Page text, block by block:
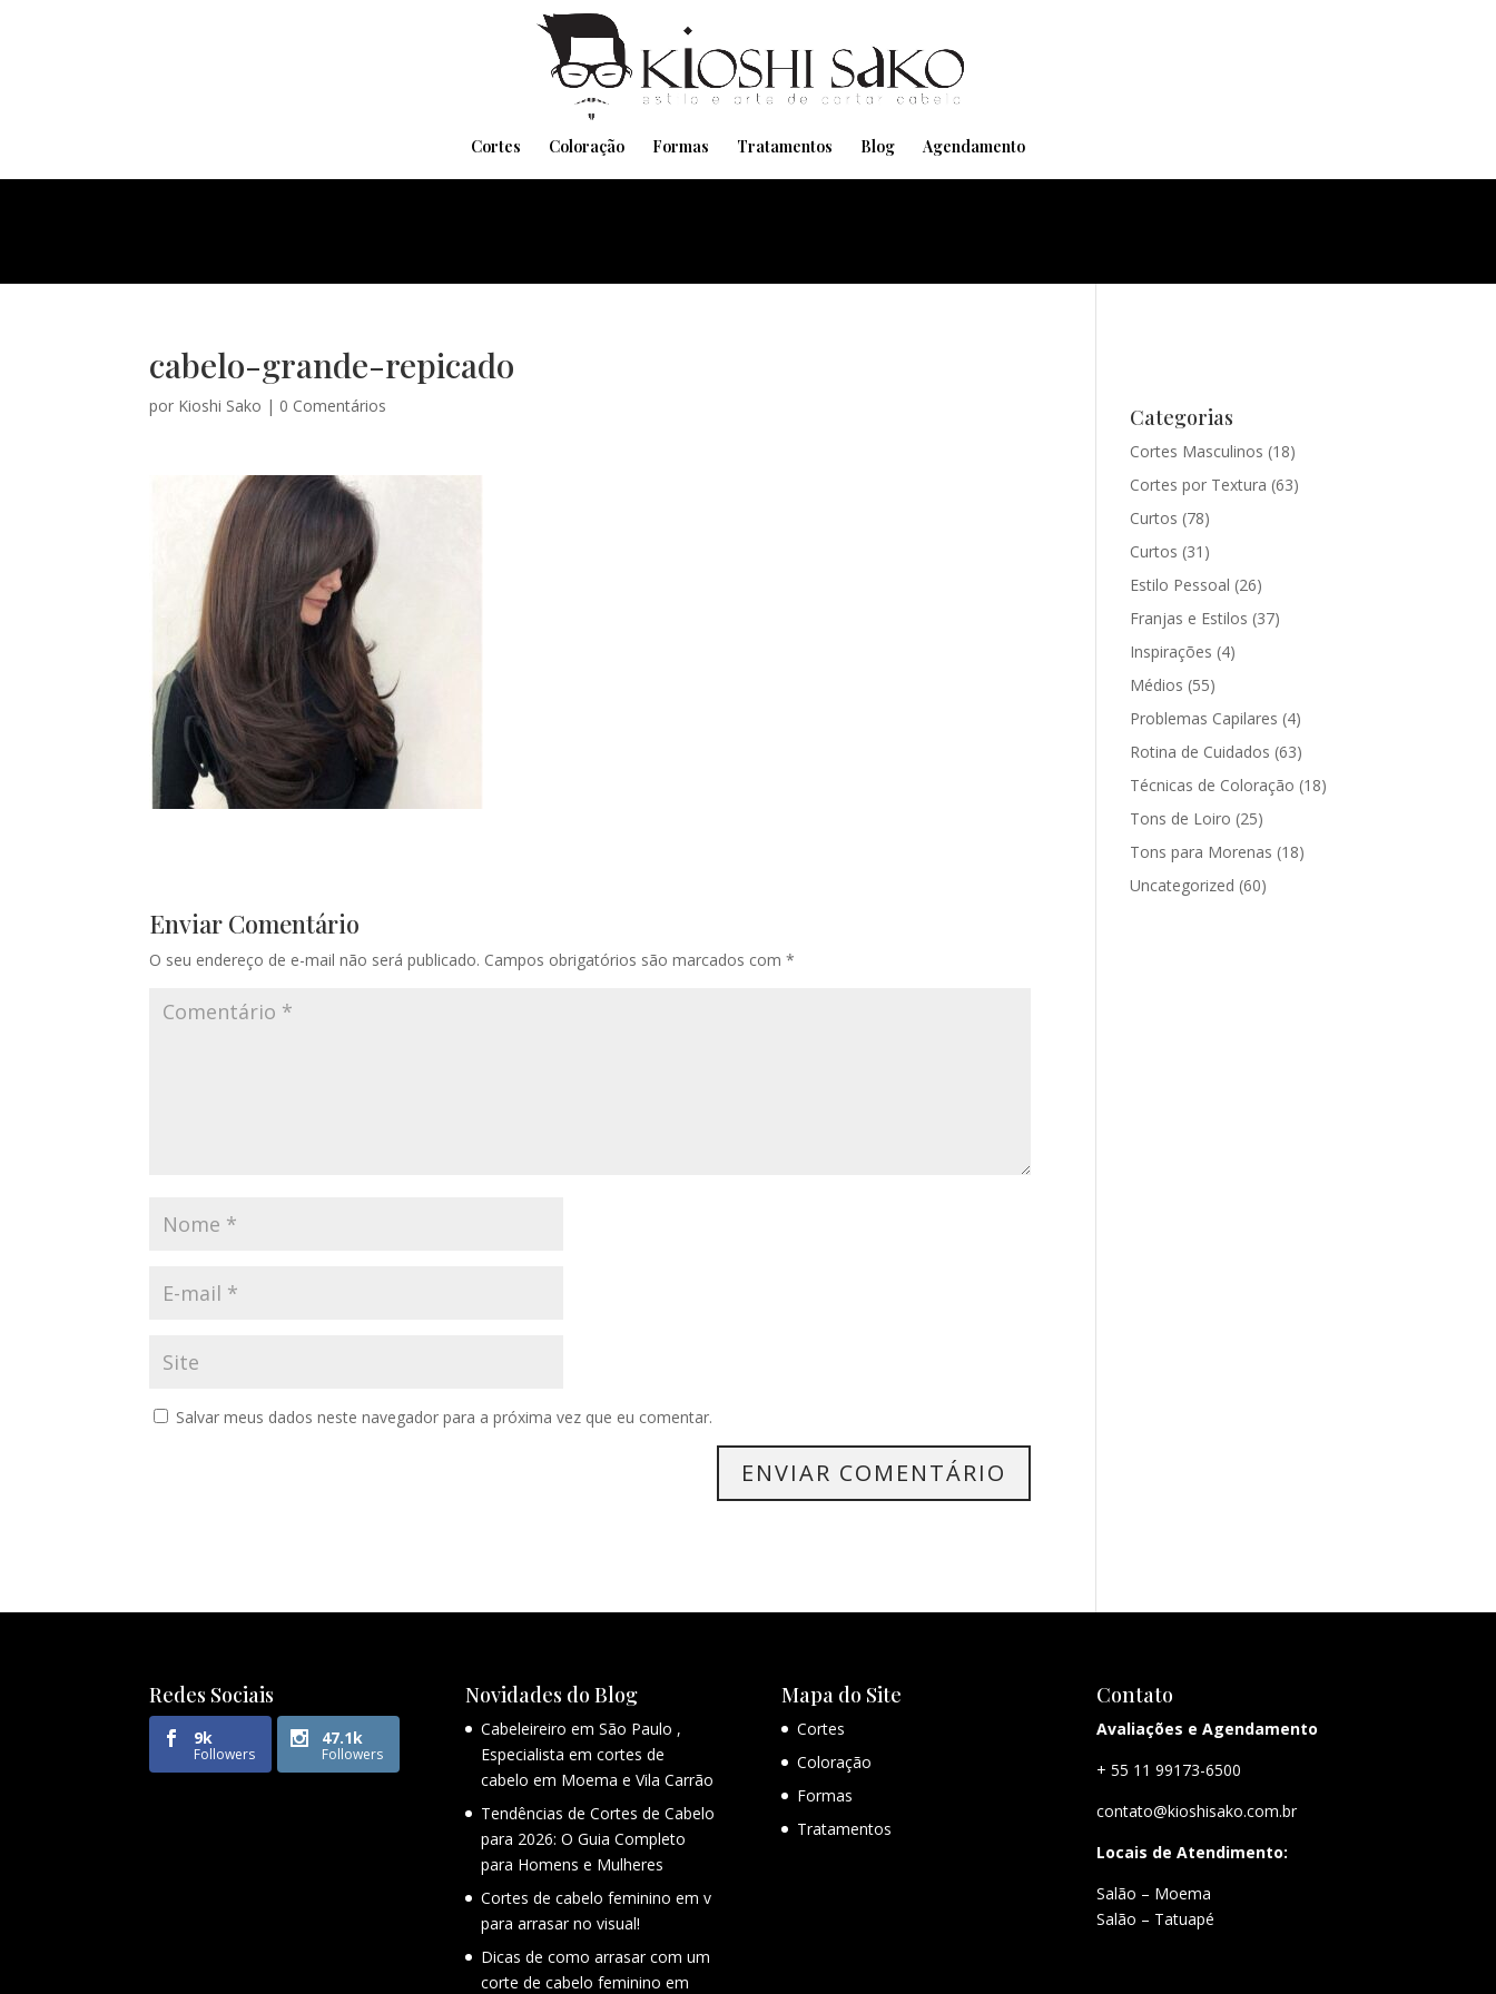
Cortes Coloração Formas Tratamentos Blog Agendamento
cabelo-grande-repicado
por Kioshi Sako | 0 Comentários
Enviar Comentário
O seu endereço de e-mail não será publicado. Campos obrigatórios são marcados com*
Salvar meus dados neste navegador para a próxima vez que eu comentar.
Categorias
Cortes Masculinos (18)
Cortes por Textura (63)
Curtos (78)
Curtos (31)
Estilo Pessoal (26)
Franjas e Estilos (37)
Inspirações (4)
Médios (55)
Problemas Capilares (4)
Rotina de Cuidados (63)
Técnicas de Coloração (18)
Tons de Loiro (25)
Tons para Morenas (18)
Uncategorized (60)
Redes Sociais
9k
Followers
47.1k
Followers
Novidades do Blog
Cabeleireiro em São Paulo ,
Especialista em cortes de
cabelo em Moema e Vila Carrão
Tendências de Cortes de Cabelo
para 2026: O Guia Completo
para Homens e Mulheres
Cortes de cabelo feminino em v
para arrasar no visual!
Dicas de como arrasar com um
corte de cabelo feminino em
Mapa do Site
Cortes
Coloração
Formas
Tratamentos
Contato
Avaliações e Agendamento
+ 55 11 99173-6500
contato@kioshisako.com.br
Locais de Atendimento:
Salão – Moema
Salão – Tatuapé
Pensando em transformar seu Visual??
Agende pelo Whatsapp